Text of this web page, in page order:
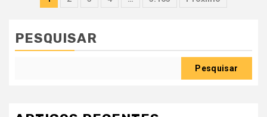
conteúdos
PESQUISAR
Pesquisar